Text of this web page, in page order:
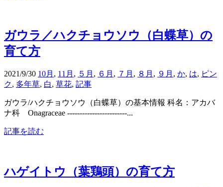
ガウラ／ハクチョウソウ（白蝶草）の
育て方
2021/9/30 10月 , 11月 , ５月 , ６月 , ７月 , ８月 , ９月 , か, は, ピン
ク, 多年草, 白, 草花, 記事
ガウラ/ハクチョウソウ（白蝶草）の基本情報 科名：アカバ
ナ科 Onagraceae ------------------------...
記事を読む
ハゲイトウ（葉鶏頭）の育て方